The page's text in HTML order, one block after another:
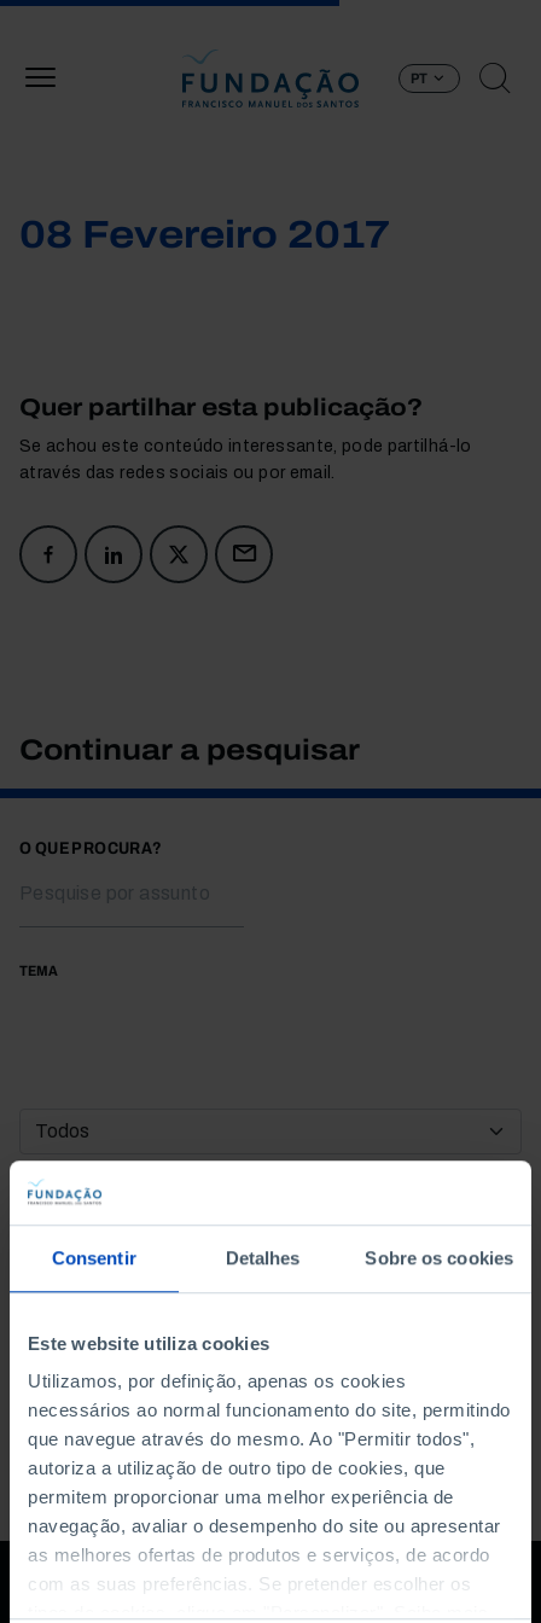
Consentir Detalhes Sobre os cookies
Este website utiliza cookies
Utilizamos, por definição, apenas os cookies
necessários ao normal funcionamento do site, permitindo
que navegue através do mesmo. Ao "Permitir todos",
autoriza a utilização de outro tipo de cookies, que
permitem proporcionar uma melhor experiência de
navegação, avaliar o desempenho do site ou apresentar
as melhores ofertas de produtos e serviços, de acordo
com as suas preferências. Se pretender escolher os
PT
08 Fevereiro 2017
Quer partilhar esta publicação?
Se achou este conteúdo interessante, pode partilhá-lo
através das redes sociais ou por email.
Continuar a pesquisar
O QUE PROCURA?
TEMA
DATA DE INÍCIO
DATA DE FIM